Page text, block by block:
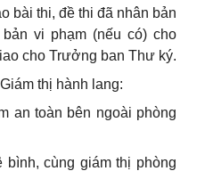
bài thi, đề thi đã nhân bản
vi phạm (nếu có) cho
cho Trưởng ban Thư ký.
thị hành lang:
an toàn bên ngoài phòng
bình, cùng giám thị phòng